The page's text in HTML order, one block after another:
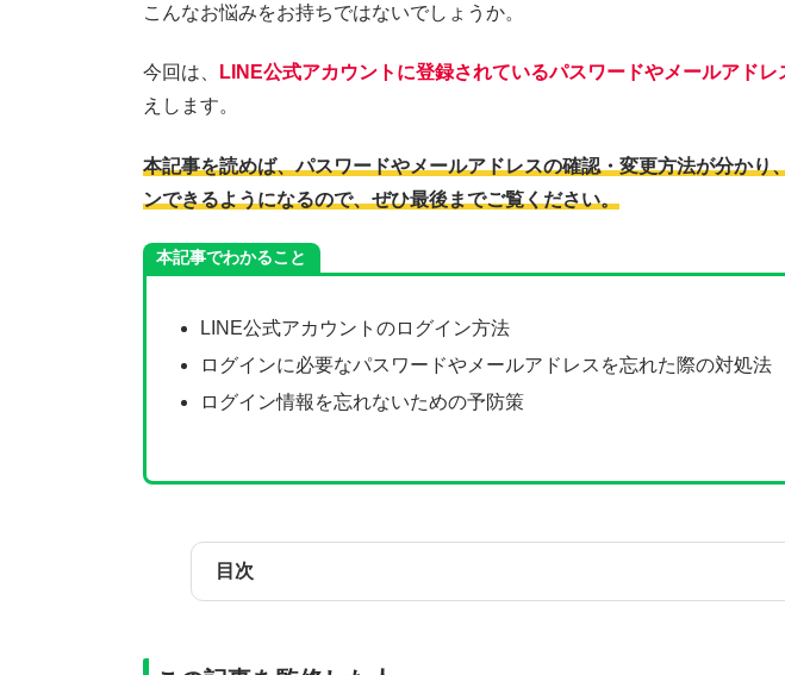
こんなお悩みをお持ちではないでしょうか。
今回は、 LINE公式アカウントに登録されているパスワードやメールアド
えします。
本記事を読めば、パスワードやメールアドレスの確認・変更方法が分かり
ンできるようになるので、ぜひ最後までご覧ください。
本記事でわかること
LINE公式アカウントのログイン方法
ログインに必要なパスワードやメールアドレスを忘れた際の対処法
ログイン情報を忘れないための予防策
目次